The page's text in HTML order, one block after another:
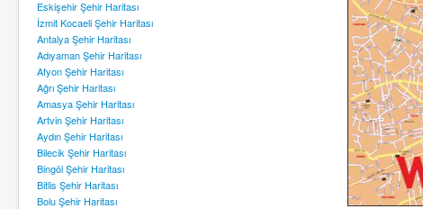
Eskişehir Şehir Haritası
İzmit Kocaeli Şehir Haritası
Antalya Şehir Haritası
Adıyaman Şehir Haritası
Afyon Şehir Haritası
Ağrı Şehir Haritası
Amasya Şehir Haritası
Artvin Şehir Haritası
Aydın Şehir Haritası
Bilecik Şehir Haritası
Bingöl Şehir Haritası
Bitlis Şehir Haritası
Bolu Şehir Haritası